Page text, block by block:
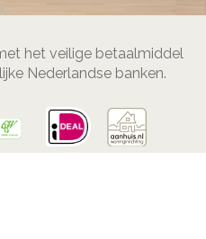
het veilige betaalmiddel
Nederlandse banken.